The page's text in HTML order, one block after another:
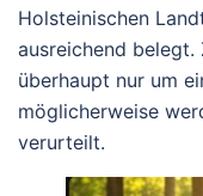
Holsteinischen
ausreichend belegt.
überhaupt nur um
möglicherweise
verurteilt.